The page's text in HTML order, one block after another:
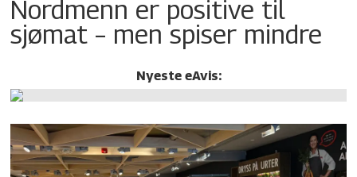
Nordmenn er positive til
sjømat – men spiser mindre
Nyeste eAvis: